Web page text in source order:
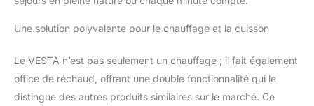
la cuisine Compact et
3,4 kg. Facile à
transporter. Dimensions
du produit : 28 x 19 x 27
cm Réchauffe jusqu'à
Une solution polyvalente pour le chauffage et la cuisson
Le VESTA n’est pas seulement un chauffage ; il fait également
office de réchaud, offrant une double fonctionnalité qui le
distingue des autres produits similaires sur le marché. Ce